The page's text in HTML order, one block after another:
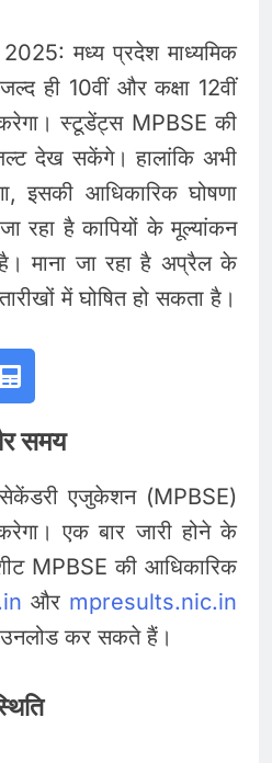
मध्य प्रदेश माध्यमिक
ही 10वीं और कक्षा 12वीं
करेगा। स्टूडेंट्स MPBSE की
देख सकेंगे। हालांकि अभी
इसकी आधिकारिक घोषणा
रहा है कापियों के मूल्यांकन
माना जा रहा है अप्रैल के
में घोषित हो सकता है।
समय
एजुकेशन (MPBSE)
एक बार जारी होने के
MPBSE की आधिकारिक
और mpresults.nic.in
कर सकते हैं।